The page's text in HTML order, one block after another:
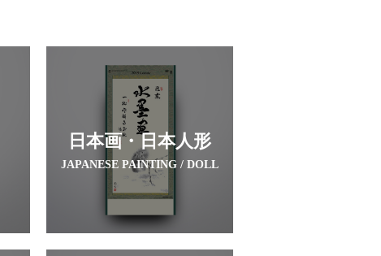
日本画・日本人形
JAPANESE PAINTING / DOLL